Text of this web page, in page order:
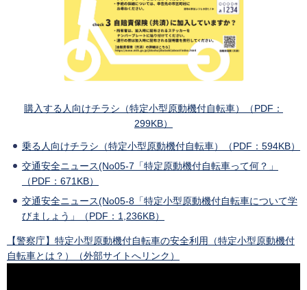
購入する人向けチラシ（特定小型原動機付自転車）（PDF：
299KB）
乗る人向けチラシ（特定小型原動機付自転車）（PDF：594KB）
交通安全ニュース(No05-7「特定原動機付自転車って何？」
（PDF：671KB）
交通安全ニュース(No05-8「特定小型原動機付自転車について学
びましょう」（PDF：1,236KB）
【警察庁】特定小型原動機付自転車の安全利用（特定小型原動機付
自転車とは？）（外部サイトへリンク）